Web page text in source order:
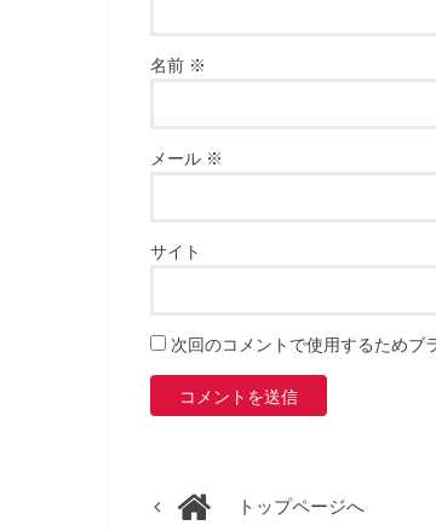
名前 ※
メール ※
サイト
次回のコメントで使用するためブ
トップページへ